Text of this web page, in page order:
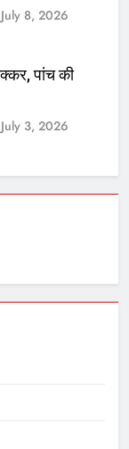
July 8, 2026
पांच की
July 3, 2026